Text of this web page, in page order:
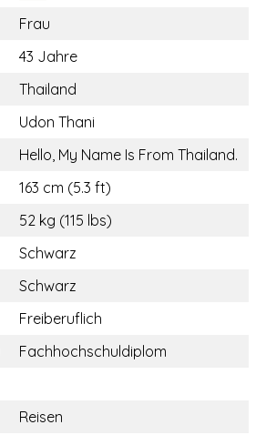
Frau
43 Jahre
Thailand
Udon Thani
Hello, My Name Is From Thailand.
163 cm (5.3 ft)
52 kg (115 lbs)
Schwarz
Schwarz
Freiberuflich
Fachhochschuldiplom
Reisen